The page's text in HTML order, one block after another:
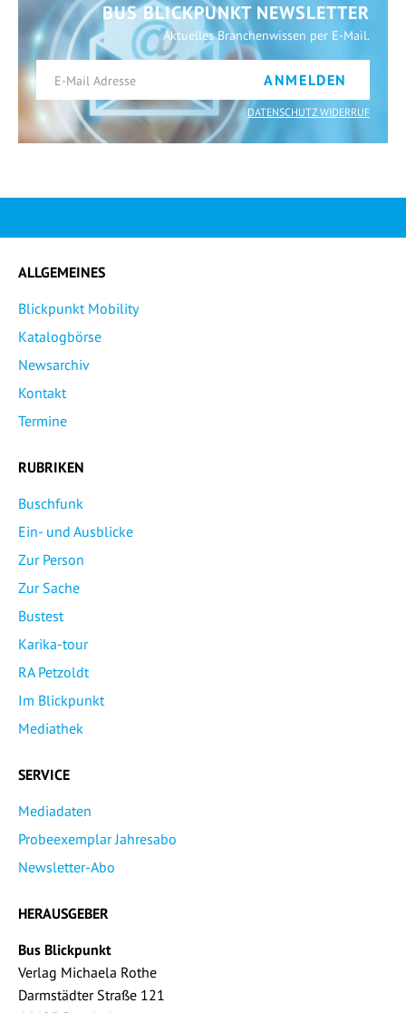
BUS BLICKPUNKT NEWSLETTER
Aktuelles Branchenwissen per E-Mail.
ANMELDEN
DATENSCHUTZ WIDERRUF
ALLGEMEINES
Blickpunkt Mobility
Katalogbörse
Newsarchiv
Kontakt
Termine
RUBRIKEN
Buschfunk
Ein- und Ausblicke
Zur Person
Zur Sache
Bustest
Karika-tour
RA Petzoldt
Im Blickpunkt
Mediathek
SERVICE
Mediadaten
Probeexemplar Jahresabo
Newsletter-Abo
HERAUSGEBER
Bus Blickpunkt
Verlag Michaela Rothe
Darmstädter Straße 121